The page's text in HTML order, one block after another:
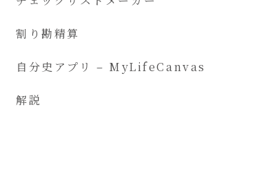
割り勘精算
自分史アプリ – MyLifeCanvas
解説